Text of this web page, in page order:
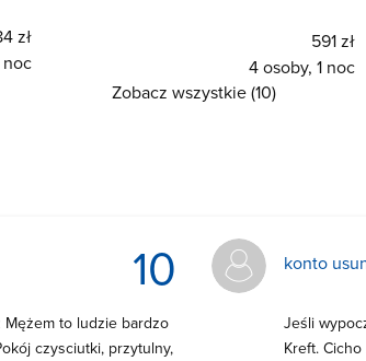
zł
noc
591 zł
4 osoby, 1 noc
Zobacz wszystkie (10)
10
Mężem to ludzie bardzo
czysciutki, przytulny,
konto
Jeśli
Kreft.